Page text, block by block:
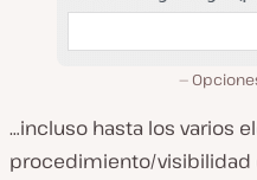
…incluso hasta los varios
procedimiento/visibilidad